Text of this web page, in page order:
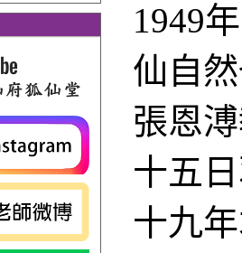
1949
仙自
張恩
十五
十九